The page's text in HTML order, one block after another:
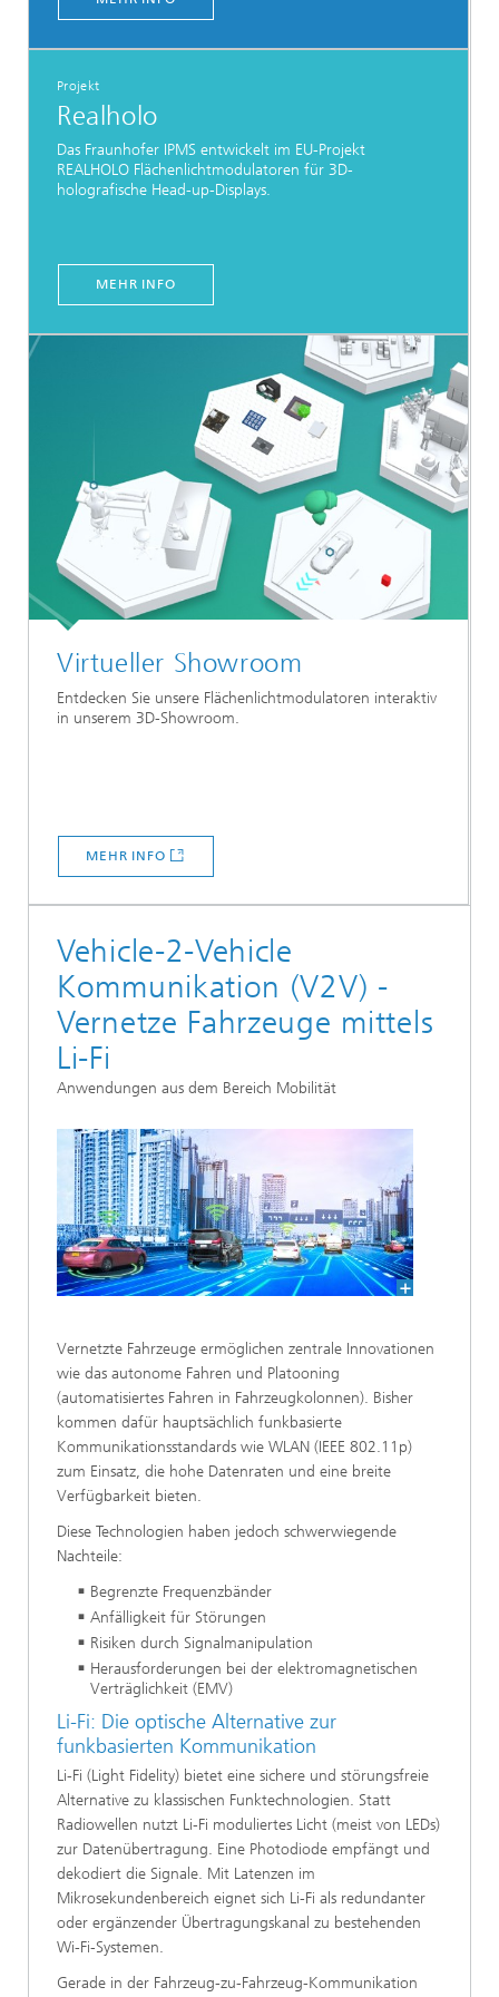
Projekt
Realholo
Das Fraunhofer IPMS entwickelt im EU-Projekt
REALHOLO Flächenlichtmodulatoren für 3D-
holografische Head-up-Displays.
MEHR INFO
Virtueller Showroom
Entdecken Sie unsere Flächenlichtmodulatoren interaktiv
in unserem 3D-Showroom.
MEHR INFO
Vehicle-2-Vehicle
Kommunikation (V2V) -
Vernetze Fahrzeuge mittels
Li-Fi
Anwendungen aus dem Bereich Mobilität
Vernetzte Fahrzeuge ermöglichen zentrale Innovationen
wie das autonome Fahren und Platooning
(automatisiertes Fahren in Fahrzeugkolonnen). Bisher
kommen dafür hauptsächlich funkbasierte
Kommunikationsstandards wie WLAN (IEEE 802.11p)
zum Einsatz, die hohe Datenraten und eine breite
Verfügbarkeit bieten.
Diese Technologien haben jedoch schwerwiegende
Nachteile:
Begrenzte Frequenzbänder
Anfälligkeit für Störungen
Risiken durch Signalmanipulation
Herausforderungen bei der elektromagnetischen
Verträglichkeit (EMV)
Li-Fi: Die optische Alternative zur
funkbasierten Kommunikation
Li-Fi (Light Fidelity) bietet eine sichere und störungsfreie
Alternative zu klassischen Funktechnologien. Statt
Radiowellen nutzt Li-Fi moduliertes Licht (meist von LEDs)
zur Datenübertragung. Eine Photodiode empfängt und
dekodiert die Signale. Mit Latenzen im
Mikrosekundenbereich eignet sich Li-Fi als redundanter
oder ergänzender Übertragungskanal zu bestehenden
Wi-Fi-Systemen.
Gerade in der Fahrzeug-zu-Fahrzeug-Kommunikation